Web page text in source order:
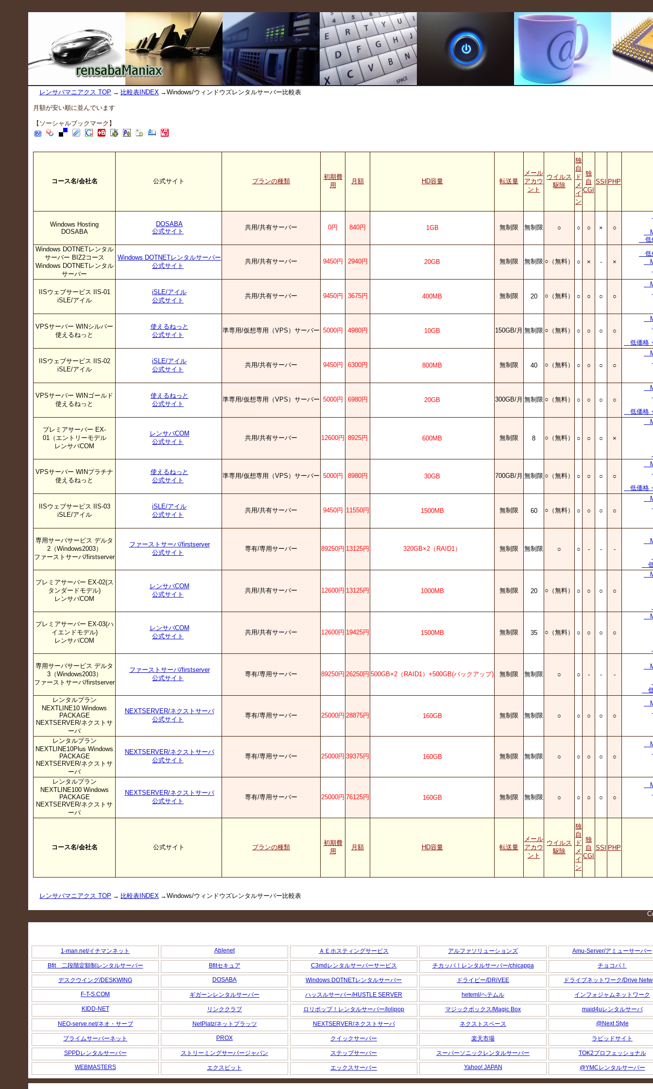
レンサバマニアクス TOP → 比較表INDEX →Windows/ウィンドウズレンタルサーバー比較表
月額が安い順に並んでいます
【ソーシャルブックマーク】
コース名/会社名 公式サイト プランの種類
初期費
用
月額 HD容量 転送量
メール
アカウ
ント
ウイルス
駆除
独
自
ド
メ
イ
ン
独
自
CGI
SSI PHP
コース名/会社名 公式サイト プランの種類
初期費
用
月額 HD容量 転送量
メール
アカウ
ント
ウイルス
駆除
独
自
ド
メ
イ
ン
独
自
CGI
SSI PHP
Windows Hosting
DOSABA
DOSABA
公式サイト
共用/共有サーバー 0円 840円 1GB 無制限 無制限 ○ ○ ○ × ○
低
Windows DOTNETレンタル
サーバー BIZ2コース
Windows DOTNETレンタル
サーバー
Windows DOTNETレンタルサーバー
公式サイト
共用/共有サーバー 9450円 2940円 20GB 無制限 無制限 ○（無料） ○ × - ×
低
IISウェブサービス IIS-01
iSLE/アイル
iSLE/アイル
公式サイト
共用/共有サーバー 9450円 3675円 400MB 無制限 20 ○（無料） ○ ○ ○ ○
VPSサーバー WINシルバー
使えるねっと
使えるねっと
公式サイト
準専用/仮想専用（VPS）サーバー 5000円 4980円 10GB 150GB/月 無制限 ○（無料） ○ ○ ○ ○
低価格
IISウェブサービス IIS-02
iSLE/アイル
iSLE/アイル
公式サイト
共用/共有サーバー 9450円 6300円 800MB 無制限 40 ○（無料） ○ ○ ○ ○
VPSサーバー WINゴールド
使えるねっと
使えるねっと
公式サイト
準専用/仮想専用（VPS）サーバー 5000円 6980円 20GB 300GB/月 無制限 ○（無料） ○ ○ ○ ○
低価格
プレミアサーバー EX-
01（エントリーモデル
レンサバCOM
レンサバCOM
公式サイト
共用/共有サーバー 12600円 8925円 600MB 無制限 8 ○（無料） ○ ○ ○ ×
VPSサーバー WINプラチナ
使えるねっと
使えるねっと
公式サイト
準専用/仮想専用（VPS）サーバー 5000円 8980円 30GB 700GB/月 無制限 ○（無料） ○ ○ ○ ○
低価格
IISウェブサービス IIS-03
iSLE/アイル
iSLE/アイル
公式サイト
共用/共有サーバー 9450円 11550円 1500MB 無制限 60 ○（無料） ○ ○ ○ ○
専用サーバサービス デルタ
2（Windows2003）
ファーストサーバ/firstserver
ファーストサーバ/firstserver
公式サイト
専有/専用サーバー 89250円 13125円 320GB×2（RAID1） 無制限 無制限 ○ ○ - - -
プレミアサーバー EX-02(ス
タンダードモデル)
レンサバCOM
レンサバCOM
公式サイト
共用/共有サーバー 12600円 13125円 1000MB 無制限 20 ○（無料） ○ ○ ○ ○
プレミアサーバー EX-03(ハ
イエンドモデル)
レンサバCOM
レンサバCOM
公式サイト
共用/共有サーバー 12600円 19425円 1500MB 無制限 35 ○（無料） ○ ○ ○ ○
専用サーバサービス デルタ
3（Windows2003）
ファーストサーバ/firstserver
ファーストサーバ/firstserver
公式サイト
専有/専用サーバー 89250円 26250円 500GB×2（RAID1）+500GB(バックアップ) 無制限 無制限 ○ ○ - - -
レンタルプラン
NEXTLINE10 Windows
PACKAGE
NEXTSERVER/ネクストサ
ーバ
NEXTSERVER/ネクストサーバ
公式サイト
専有/専用サーバー 25000円 28875円 160GB 無制限 無制限 ○ ○ ○ ○ ○
レンタルプラン
NEXTLINE10Plus Windows
PACKAGE
NEXTSERVER/ネクストサ
ーバ
NEXTSERVER/ネクストサーバ
公式サイト
専有/専用サーバー 25000円 39375円 160GB 無制限 無制限 ○ ○ ○ ○ ○
レンタルプラン
NEXTLINE100 Windows
PACKAGE
NEXTSERVER/ネクストサ
ーバ
NEXTSERVER/ネクストサーバ
公式サイト
専有/専用サーバー 25000円 76125円 160GB 無制限 無制限 ○ ○ ○ ○ ○
レンサバマニアクス TOP → 比較表INDEX →Windows/ウィンドウズレンタルサーバー比較表
1-man.net/イチマンネット Ablenet ＡＥホスティングサービス アルファソリューションズ Amu-Server/アミューサーバー
Bfit 二段階定額制レンタルサーバー Bfitセキュア C3mdレンタルサーバーサービス チカッパ！レンタルサーバー/chicappa チョコパ！
デスクウイング/DESKWING DOSABA Windows DOTNETレンタルサーバー ドライビー/DRiVEE ドライブネットワーク/Drive
F-T-S.COM ギガーンレンタルサーバー ハッスルサーバー/HUSTLE SERVER heteml/ヘテムル インフォジャムネットワーク
KIDD-NET リンククラブ ロリポップ！レンタルサーバー/lolipop マジックボックス/Magic Box maid4uレンタルサーバ
NEO-serve.net/ネオ・サーブ NetPlatz/ネットプラッツ NEXTSERVER/ネクストサーバ ネクストスペース @Next Style
プライムサーバーネット PROX クイックサーバー 楽天市場 ラピッドサイト
SPPDレンタルサーバー ストリーミングサーバージャパン ステップサーバー スーパーソニックレンタルサーバー TOK2プロフェッショナル
WEBMASTERS エクスビット エックスサーバー Yahoo! JAPAN @YMCレンタルサーバー